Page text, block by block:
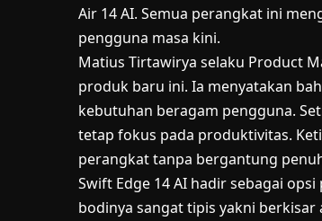
Air 14 AI. Semua perangkat ini
pengguna masa kini.
Matius Tirtawirya selaku Product
produk baru ini. Ia menyatakan
kebutuhan beragam pengguna.
tetap fokus pada produktivitas.
perangkat tanpa bergantung
Swift Edge 14 AI hadir sebagai
bodinya sangat tipis yakni berkisar